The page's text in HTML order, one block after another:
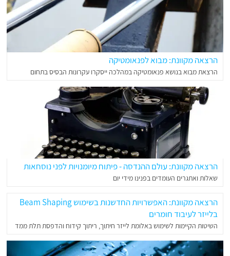
הרצאה מקוונת: מבוא לפנאומטיקה
הרצאת מבוא בנושא פנאומטיקה במהלכה ייסקרו עקרונות הבסיס בתחום
הרצאה מקוונת: עולם ההנדסה - פיתוח מיומנויות לפני נוסחאות
שאלות ואתגרים העומדים בפנינו מידי יום
הרצאה מקוונת: האפשרויות החדשנות בשימוש Beam Shaping
בלייזר לעיבוד חומרים
השיטות הקיימות לשימוש באלומת לייזר חיתוך, ריתוך קידוח והדפסת תלת ממד